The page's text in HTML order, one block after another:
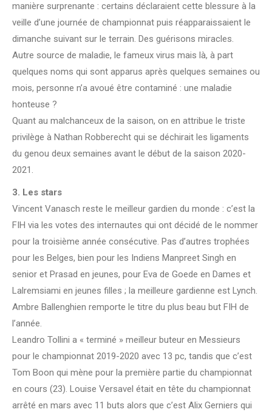
manière surprenante : certains déclaraient cette blessure à la
veille d’une journée de championnat puis réapparaissaient le
dimanche suivant sur le terrain. Des guérisons miracles.
Autre source de maladie, le fameux virus mais là, à part
quelques noms qui sont apparus après quelques semaines ou
mois, personne n’a avoué être contaminé : une maladie
honteuse ?
Quant au malchanceux de la saison, on en attribue le triste
privilège à Nathan Robberecht qui se déchirait les ligaments
du genou deux semaines avant le début de la saison 2020-
2021.
3. Les stars
Vincent Vanasch reste le meilleur gardien du monde : c’est la
FIH via les votes des internautes qui ont décidé de le nommer
pour la troisième année consécutive. Pas d’autres trophées
pour les Belges, bien pour les Indiens Manpreet Singh en
senior et Prasad en jeunes, pour Eva de Goede en Dames et
Lalremsiami en jeunes filles ; la meilleure gardienne est Lynch.
Ambre Ballenghien remporte le titre du plus beau but FIH de
l’année.
Leandro Tollini a « terminé » meilleur buteur en Messieurs
pour le championnat 2019-2020 avec 13 pc, tandis que c’est
Tom Boon qui mène pour la première partie du championnat
en cours (23). Louise Versavel était en tête du championnat
arrêté en mars avec 11 buts alors que c’est Alix Gerniers qui